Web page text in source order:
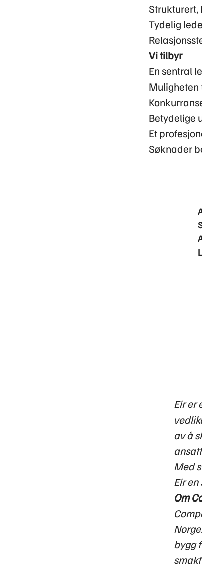
Strukturert,
Tydelig
Vi tilbyr
En sentral
Muligheten
Betydelige
Et
Søknader
Eir er
av å
Med
Eir
Om
bygg